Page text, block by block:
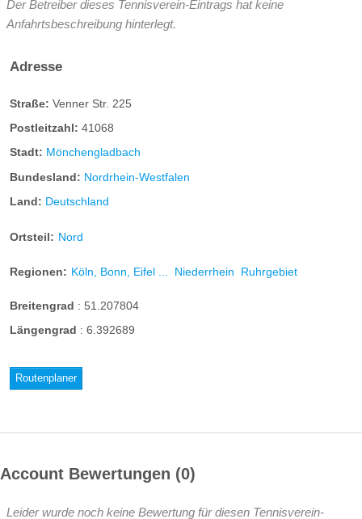
Der Betreiber dieses Tennisverein-Eintrags hat keine
Anfahrtsbeschreibung hinterlegt.
Adresse
Straße: Venner Str. 225
Postleitzahl: 41068
Stadt: Mönchengladbach
Bundesland: Nordrhein-Westfalen
Land: Deutschland
Ortsteil: Nord
Regionen: Köln, Bonn, Eifel ... Niederrhein Ruhrgebiet
Breitengrad : 51.207804
Längengrad : 6.392689
Routenplaner
Account Bewertungen 0
Leider wurde noch keine Bewertung für diesen Tennisverein-